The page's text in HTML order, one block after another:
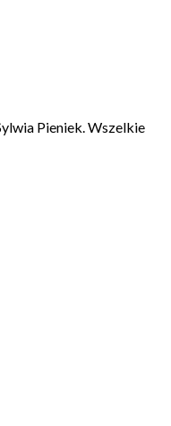
Pieniek. Wszelkie